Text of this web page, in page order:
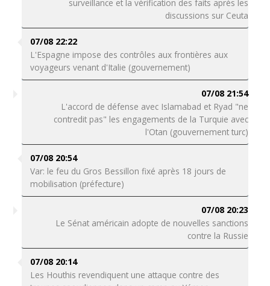
surveillance et la vérification des faits après les
discussions sur Ceuta
07/08 22:22
L'Espagne impose des contrôles aux frontières aux
voyageurs venant d'Italie (gouvernement)
07/08 21:54
L'accord de défense avec Islamabad et Ryad "ne
contredit pas" les engagements de la Turquie avec
l'Otan (gouvernement turc)
07/08 20:54
Var: le feu du Gros Bessillon fixé après 18 jours de
mobilisation (préfecture)
07/08 20:23
Le Sénat américain adopte de nouvelles sanctions
contre la Russie
07/08 20:14
Les Houthis revendiquent une attaque contre des